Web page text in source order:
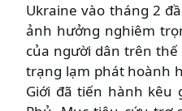
Ukraine vào tháng 2
ảnh hưởng nghiêm
của người dân trên
trạng lạm phát hoành
Giới đã tiến hành kêu